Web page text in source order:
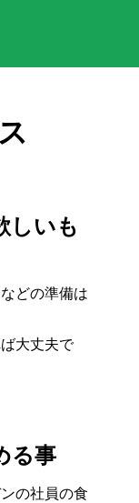
しいも
どの準備は
大丈夫で
る事
の社員の食